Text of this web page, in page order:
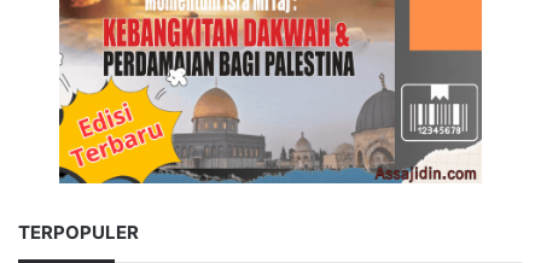
TERPOPULER